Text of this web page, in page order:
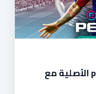
تحميل لعبة بيس pes 2021 الأصلية مع